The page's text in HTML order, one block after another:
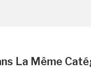
La Même